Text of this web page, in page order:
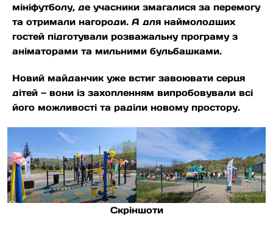
мініфутболу, де учасники змагалися за перемогу
та отримали нагороди. А для наймолодших
гостей підготували розважальну програму з
аніматорами та мильними бульбашками.
Новий майданчик уже встиг завоювати серця
дітей — вони із захопленням випробовували всі
його можливості та раділи новому простору.
Скріншоти